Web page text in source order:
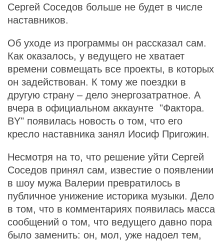
Сергей Соседов больше не будет в числе
наставников.
Об уходе из программы он рассказал сам.
Как оказалось, у ведущего не хватает
времени совмещать все проекты, в которых
он задействован. К тому же поездки в
другую страну – дело энергозатратное. А
вчера в официальном аккаунте "Фактора.
BY" появилась новость о том, что его
кресло наставника занял Иосиф Пригожин.
Несмотря на то, что решение уйти Сергей
Соседов принял сам, известие о появлении
в шоу мужа Валерии превратилось в
публичное унижение историка музыки. Дело
в том, что в комментариях появилась масса
сообщений о том, что ведущего давно пора
было заменить: он, мол, уже надоел тем,